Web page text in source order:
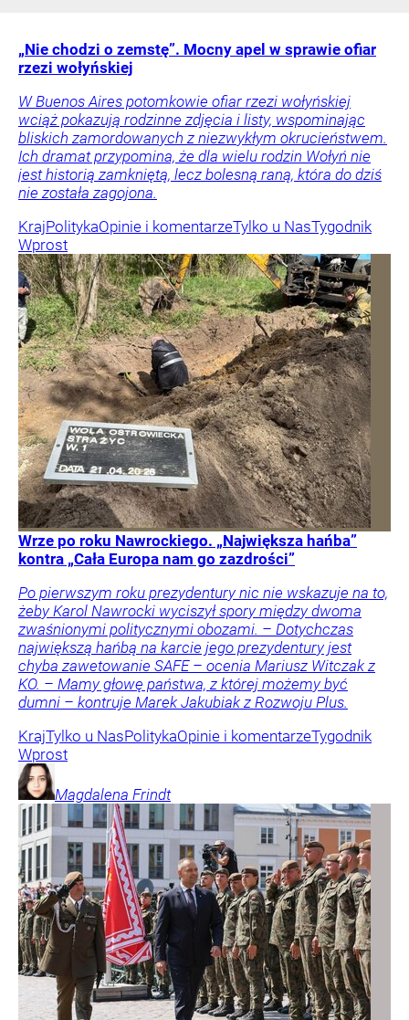
„Nie chodzi o zemstę”. Mocny apel w sprawie ofiar
rzezi wołyńskiej
W Buenos Aires potomkowie ofiar rzezi wołyńskiej
wciąż pokazują rodzinne zdjęcia i listy, wspominając
bliskich zamordowanych z niezwykłym okrucieństwem.
Ich dramat przypomina, że dla wielu rodzin Wołyń nie
jest historią zamkniętą, lecz bolesną raną, która do dziś
nie została zagojona.
KrajPolitykaOpinie i komentarzeTylko u NasTygodnik
Wprost
Wrze po roku Nawrockiego. „Największa hańba”
kontra „Cała Europa nam go zazdrości”
Po pierwszym roku prezydentury nic nie wskazuje na to,
żeby Karol Nawrocki wyciszył spory między dwoma
zwaśnionymi politycznymi obozami. – Dotychczas
największą hańbą na karcie jego prezydentury jest
chyba zawetowanie SAFE – ocenia Mariusz Witczak z
KO. – Mamy głowę państwa, z której możemy być
dumni – kontruje Marek Jakubiak z Rozwoju Plus.
KrajTylko u NasPolitykaOpinie i komentarzeTygodnik
Wprost
Magdalena Frindt